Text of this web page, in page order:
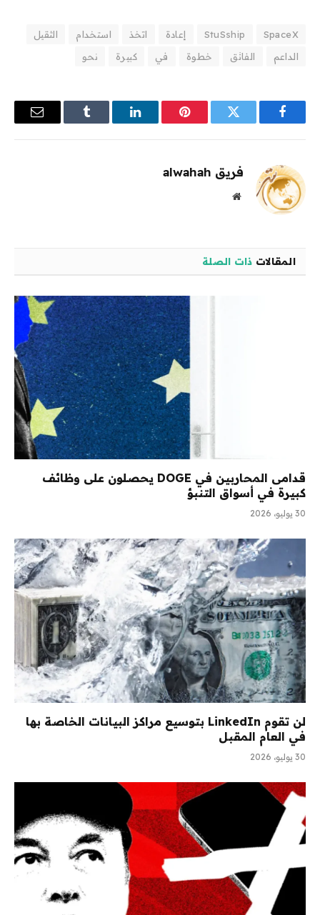
SpaceX
StuSship إعادة اتخذ استخدام
الثقيل
الداعم
الفائق خطوة في كبيرة نحو
فيسبوك تويتر بينتيريستلينكدإن Tumblr
البريد
فريق alwahah
موقع
المقالات ذات الصلة
قدامى المحاربين في DOGE يحصلون على وظائف
كبيرة في أسواق التنبؤ
30 يوليو، 2026
لن تقوم LinkedIn بتوسيع مراكز البيانات الخاصة بها
في العام المقبل
30 يوليو، 2026